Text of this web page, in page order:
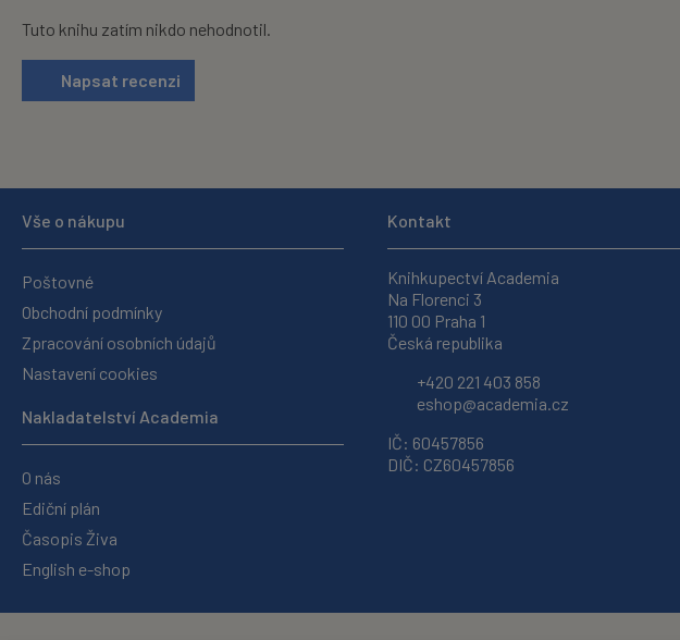
Tuto knihu zatím nikdo nehodnotil.
Napsat recenzi
Vše o nákupu
Poštovné
Obchodní podmínky
Zpracování osobních údajů
Nastavení cookies
Nakladatelství Academia
O nás
Ediční plán
Časopis Živa
English e-shop
Kontakt
Knihkupectví Academia
Na Florenci 3
110 00 Praha 1
Česká republika
+420 221 403 858
eshop@academia.cz
IČ: 60457856
DIČ: CZ60457856